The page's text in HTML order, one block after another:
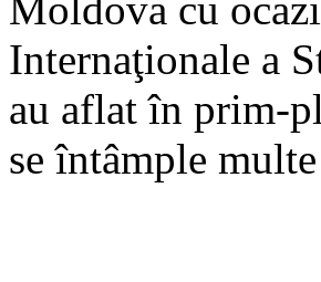
Internaţionale a
au aflat în prim-
se întâmple